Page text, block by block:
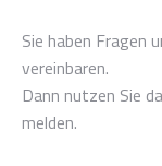
Sie haben Fragen
vereinbaren.
Dann nutzen Sie
melden.